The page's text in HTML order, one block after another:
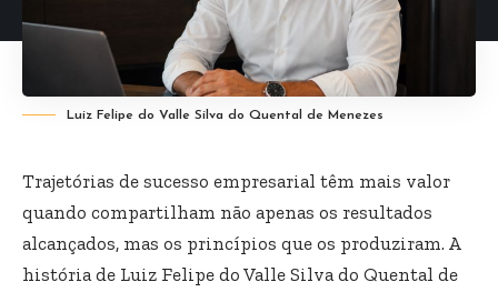
Luiz Felipe do Valle Silva do Quental de Menezes
Trajetórias de sucesso empresarial têm mais valor
quando compartilham não apenas os resultados
alcançados, mas os princípios que os produziram. A
história de Luiz Felipe do Valle Silva do Quental de